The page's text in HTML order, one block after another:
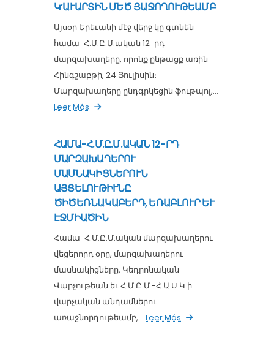
Կ’ԱՒԱՐՏԻՆ ՄԵԾ ՅԱՋՈՂՈՒԹԵԱՄԲ
Այսօր Երեւանի մէջ վերջ կը գտնեն
համա-Հ.Մ.Ը.Մ.ական 12-րդ
մարզախաղերը, որոնք ընթացք առին
Հինգշաբթի, 24 Յուլիսին։
Մարզախաղերը ընդգրկեցին ֆութպոլ,...
Leer Más
ՀԱՄԱ-Հ.Մ.Ը.Մ.ԱԿԱՆ 12-ՐԴ
ՄԱՐԶԱԽԱՂԵՐՈՒ
ՄԱՍՆԱԿԻՑՆԵՐՈՒՆ
ԱՅՑԵԼՈՒԹԻՒՆԸ
ԾԻԾԵՌՆԱԿԱԲԵՐԴ, ԵՌԱԲԼՈՒՐ ԵՒ
ԷՋՄԻԱԾԻՆ
Համա-Հ.Մ.Ը.Մ.ական մարզախաղերու
վեցերորդ օրը, մարզախաղերու
մասնակիցները, Կեդրոնական
Վարչութեան եւ Հ.Մ.Ը.Մ.-Հ.Ա.Ս.Կ.ի
վարչական անդամներու
առաջնորդութեամբ,... Leer Más